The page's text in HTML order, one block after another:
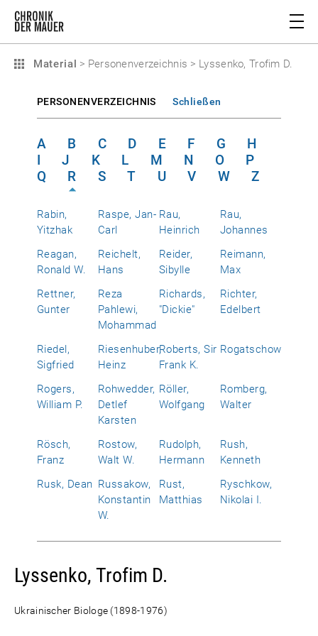
Material > Personenverzeichnis > Lyssenko, Trofim D.
PERSONENVERZEICHNIS Schließen
A B C D E F G
H
I
J K L M N O
P
Q
R S T U V W Z
Rabin,
Yitzhak
Raspe, Jan-
Carl
Rau,
Heinrich
Rau,
Johannes
Reagan,
Ronald W.
Reichelt,
Hans
Reider,
Sibylle
Reimann,
Max
Rettner,
Gunter
Reza
Pahlewi,
Mohammad
Richards,
"Dickie"
Richter,
Edelbert
Riedel,
Sigfried
Riesenhuber,
Heinz
Roberts, Sir
Frank K.
Rogatschow
Rogers,
William P.
Rohwedder,
Detlef
Karsten
Röller,
Wolfgang
Romberg,
Walter
Rösch,
Franz
Rostow,
Walt W.
Rudolph,
Hermann
Rush,
Kenneth
Rusk, Dean Russakow,
Konstantin
W.
Rust,
Matthias
Ryschkow,
Nikolai I.
Lyssenko, Trofim D.
Ukrainischer Biologe (1898-1976)